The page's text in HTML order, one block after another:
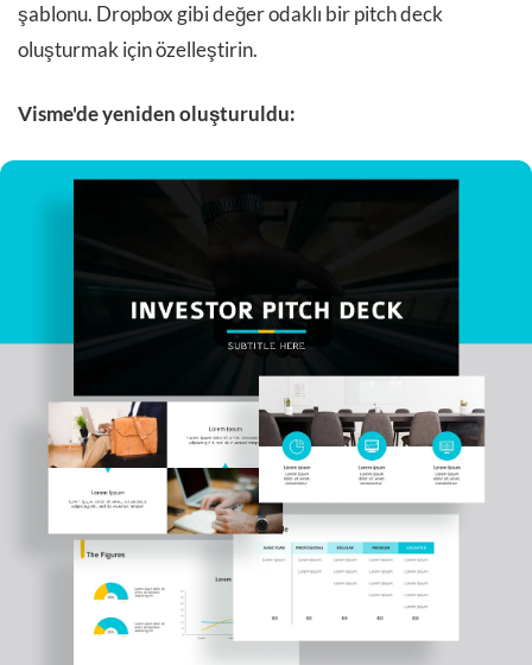
şablonu. Dropbox gibi değer odaklı bir pitch deck
oluşturmak için özelleştirin.
Visme'de yeniden oluşturuldu: